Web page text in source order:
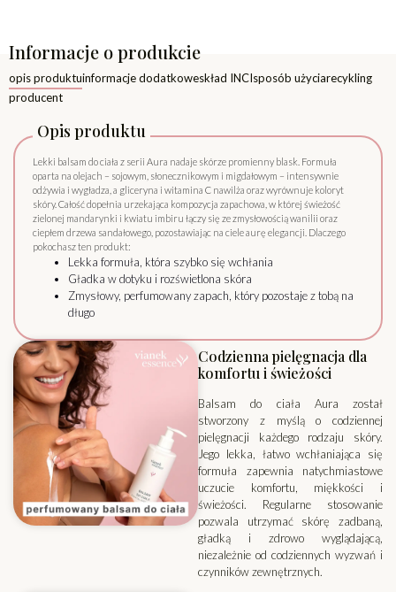
Informacje o produkcie
opis produktuinformacje dodatkoweskład INCIsposób użyciarecykling
producent
Opis produktu
Lekki balsam do ciała z serii Aura nadaje skórze promienny blask. Formuła
oparta na olejach – sojowym, słonecznikowym i migdałowym – intensywnie
odżywia i wygładza, a gliceryna i witamina C nawilża oraz wyrównuje koloryt
skóry. Całość dopełnia urzekająca kompozycja zapachowa, w której świeżość
zielonej mandarynki i kwiatu imbiru łączy się ze zmysłowością wanilii oraz
ciepłem drzewa sandałowego, pozostawiając na ciele aurę elegancji. Dlaczego
pokochasz ten produkt:
Lekka formuła, która szybko się wchłania
Gładka w dotyku i rozświetlona skóra
Zmysłowy, perfumowany zapach, który pozostaje z tobą na
długo
Codzienna pielęgnacja dla
komfortu i świeżości
Balsam do ciała Aura został
stworzony z myślą o codziennej
pielęgnacji każdego rodzaju skóry.
Jego lekka, łatwo wchłaniająca się
formuła zapewnia natychmiastowe
uczucie komfortu, miękkości i
świeżości. Regularne stosowanie
pozwala utrzymać skórę zadbaną,
gładką i zdrowo wyglądającą,
niezależnie od codziennych wyzwań i
czynników zewnętrznych.